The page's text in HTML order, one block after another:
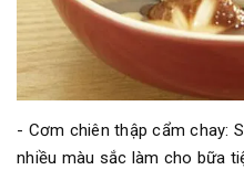
- Cơm chiên thập cẩm chay:
nhiều màu sắc làm cho bữa